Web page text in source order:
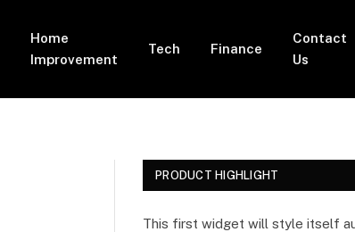
Home
Improvement
Tech Finance
Contact
Us
PRODUCT HIGHLIGHT
This first widget will style itself